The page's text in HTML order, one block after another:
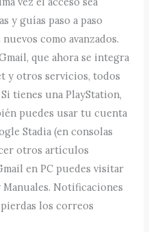
y guías paso a paso
como avanzados.
que ahora se integra
y otros servicios, todos
tienes una PlayStation,
puedes usar tu cuenta
Stadia (en consolas
otros artículos
en PC puedes visitar
Notificaciones
los correos